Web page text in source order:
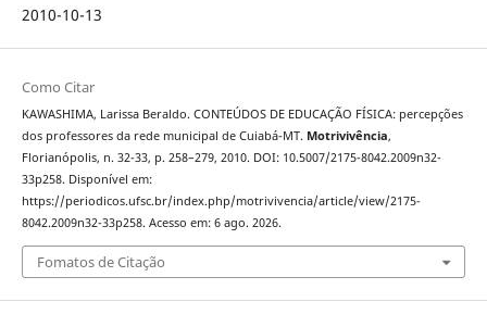
2010-10-13
Como Citar
KAWASHIMA, Larissa Beraldo. CONTEÚDOS DE EDUCAÇÃO FÍSICA: percepções
dos professores da rede municipal de Cuiabá-MT. Motrivivência,
Florianópolis, n. 32-33, p. 258–279, 2010. DOI: 10.5007/2175-8042.2009n32-
33p258. Disponível em:
https://periodicos.ufsc.br/index.php/motrivivencia/article/view/2175-
8042.2009n32-33p258. Acesso em: 6 ago. 2026.
Fomatos de Citação